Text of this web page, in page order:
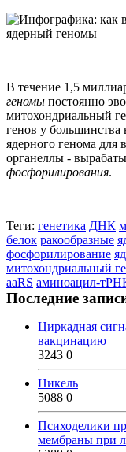
В течение 1,5
геномы постоянно
митохондриальный
генов у
ядерного генома
органеллы -
фосфорилирования.
Теги: генетика ДНК
белок ракообразные
фосфорилирование
митохондриальный
aaRS аминоацил-
Последние
Циркадная
вакцинацию
3243 0
Никель
5088 0
Психоделики
мембраны при